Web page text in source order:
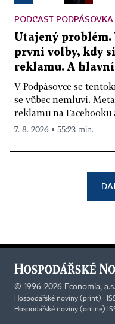
PODCAST PODPÁSOVKA
Utajený problém.
první volby, kdy
reklamu. A
V Podpásovce se
se vůbec nemluví.
reklamu na Facebooku
7. 8. 2026 ▪ 55:23 min.
© 1996-2026 Economia, a.s.
Hospodářské noviny (print)
Hospodářské noviny (online)